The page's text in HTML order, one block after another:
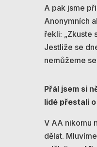
A pak jsme
Anonymních
řekli: „Zkuste
Jestliže se
nemůžeme
Přál jsem si
lidé přestali
V AA nikomu
dělat.